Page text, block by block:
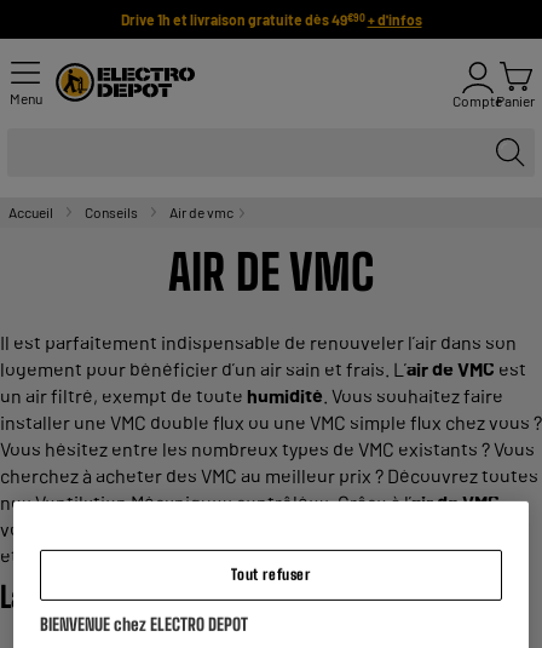
Drive 1h et livraison gratuite dès 49€90 + d'infos
Menu ComptePanier
Accueil Conseils Air de vmc
AIR DE VMC
Il est parfaitement indispensable de renouveler l’air dans son
logement pour bénéficier d’un air sain et frais. L’air de VMC est
un air filtré, exempt de toute humidité. Vous souhaitez faire
installer une VMC double flux ou une VMC simple flux chez vous ?
Vous hésitez entre les nombreux types de VMC existants ? Vous
cherchez à acheter des VMC au meilleur prix ? Découvrez toutes
nos Ventilation Mécaniques contrôlées. Grâce à l’air de VMC,
vous obtiendrez une atmosphère saine dans votre logement…
et réaliserez peut-être même des économies d’énergie.
La VMC simple flux
Tout refuser
BIENVENUE chez ELECTRO DEPOT